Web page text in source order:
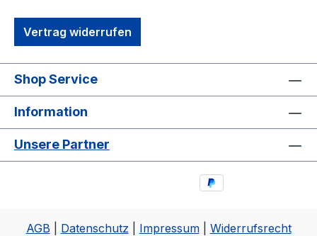
Vertrag widerrufen
Shop Service
Information
Unsere Partner
AGB Datenschutz Impressum| Widerrufsrecht